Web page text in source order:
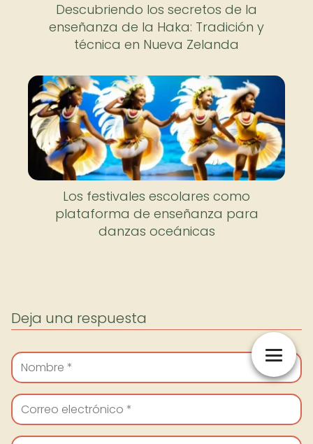
Descubriendo los secretos de la
enseñanza de la Haka: Tradición y
técnica en Nueva Zelanda
Los festivales escolares como
plataforma de enseñanza para
danzas oceánicas
Deja una respuesta